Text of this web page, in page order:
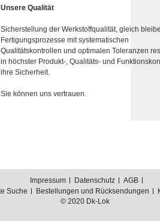
Unsere Qualität
Sicherstellung der Werkstoffqualität, gleich
Fertigungsprozesse mit systematischen
Qualitätskontrollen und optimalen Toleranzen
in höchster Produkt-, Qualitäts- und
ihre Sicherheit.
Sie können uns vertrauen.
Impressum Datenschutz
AGB
Suche Bestellungen und Rücksendungen
© 2020 Dk-Lok